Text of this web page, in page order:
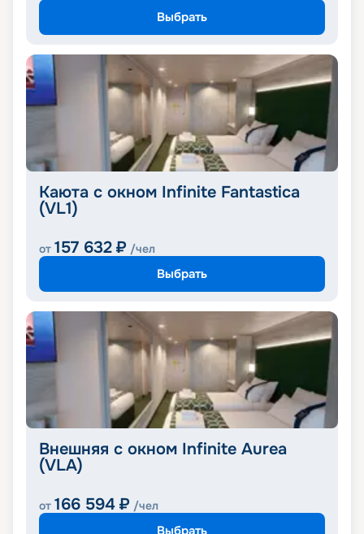
Выбрать
Каюта с окном Infinite Fantastica
(VL1)
от 157 632 ₽ /чел
Выбрать
Внешняя с окном Infinite Aurea
(VLA)
от 166 594 ₽ /чел
Выбрать